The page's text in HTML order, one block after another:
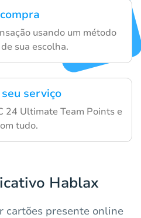
usando um método
sua escolha.
serviço
24 Ultimate Team Points e
tudo.
Hablax
cartões presente online